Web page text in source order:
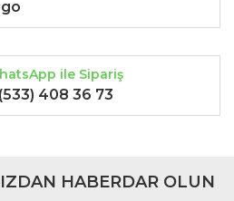
ile Sipariş
408 36 73
HABERDAR OLUN